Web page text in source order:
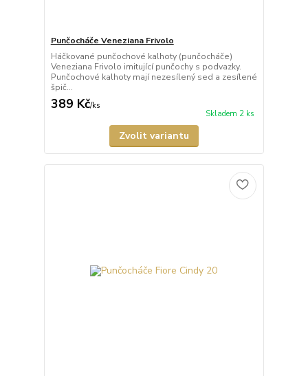
Punčocháče Veneziana Frivolo
Háčkované punčochové kalhoty (punčocháče)
Veneziana Frivolo imitující punčochy s podvazky.
Punčochové kalhoty mají nezesílený sed a zesílené
špič...
389 Kč/ks
Skladem 2 ks
Zvolit variantu